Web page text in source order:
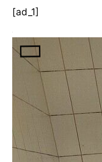
[ad_1]
Овочі вирощені
придбані за кошти
З метою
і якісного
утримуються в